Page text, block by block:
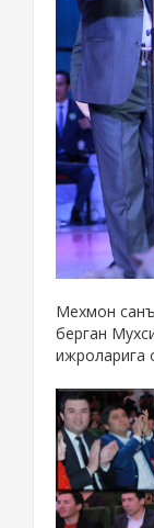
Мехмон
берган
ижроларига